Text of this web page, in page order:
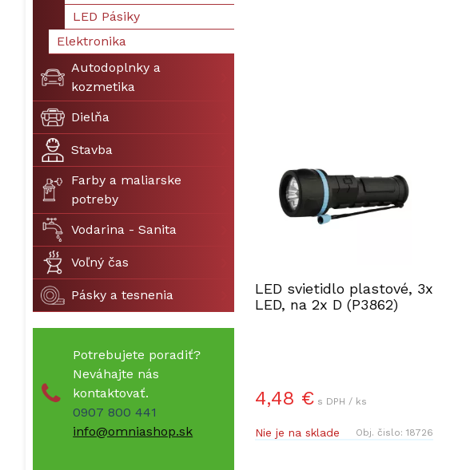
LED svietidlo plastové, 3x
LED, na 2x D (P3862)
4,48 € s DPH / ks
Nie je na sklade Obj. čislo:18726
LED Pásiky
Elektronika
Autodoplnky a
kozmetika
Dielňa
Stavba
Farby a maliarske
potreby
Vodarina - Sanita
Voľný čas
Pásky a tesnenia
Potrebujete poradiť?
Neváhajte nás
kontaktovať.
0907 800 441
info@omniashop.sk